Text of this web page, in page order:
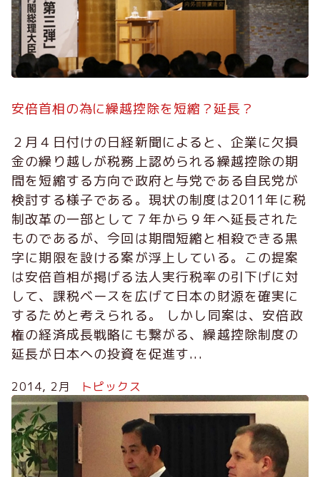
安倍首相の為に繰越控除を短縮？延長？
２月４日付けの日経新聞によると、企業に欠損
金の繰り越しが税務上認められる繰越控除の期
間を短縮する方向で政府と与党である自民党が
検討する様子である。現状の制度は2011年に税
制改革の一部として７年から９年へ延長された
ものであるが、今回は期間短縮と相殺できる黒
字に期限を設ける案が浮上している。この提案
は安倍首相が掲げる法人実行税率の引下げに対
して、課税ベースを広げて日本の財源を確実に
するためと考えられる。 しかし同案は、安倍政
権の経済成長戦略にも繋がる、繰越控除制度の
延長が日本への投資を促進す...
2014, 2月 トピックス